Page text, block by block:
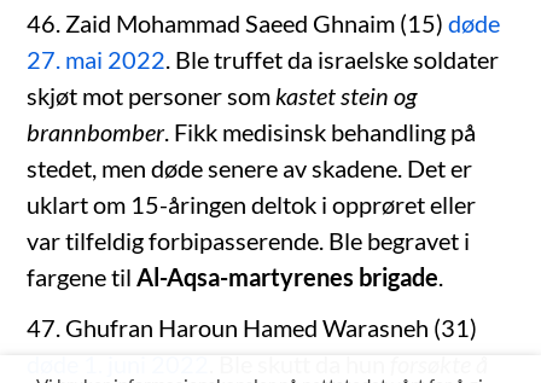
46. Zaid Mohammad Saeed Ghnaim (15)døde
27. mai 2022. Ble truffet da israelske soldater
skjøt mot personer som kastet stein og
brannbomber. Fikk medisinsk behandling på
stedet, men døde senere av skadene. Det er
uklart om 15-åringen deltok i opprøret eller
var tilfeldig forbipasserende. Ble begravet i
fargene tilAl-Aqsa-martyrenes brigade.
47. Ghufran Haroun Hamed Warasneh (31)